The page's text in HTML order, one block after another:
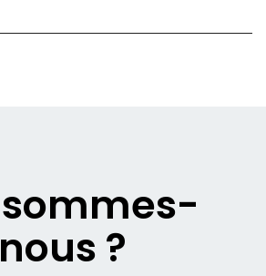
sommes-
nous ?